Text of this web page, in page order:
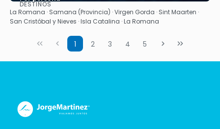
Ver
DESTINOS
La Romana · Samana (Provincia) · Virgen Gorda · Sint Maarten ·
San Cristóbal y Nieves · Isla Catalina · La Romana
1 2 3 4 5